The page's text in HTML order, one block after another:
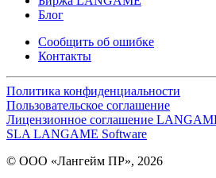
Блог
Сообщить об ошибке
Контакты
Политика конфиденциальности
Пользовательское соглашение
Лицензионное соглашение
SLA LANGAME Software
© ООО «Лангейм ПР», 2026